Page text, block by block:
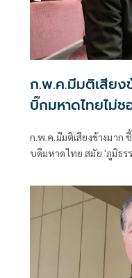
ก.พ.ค.มีมติเสียง
บิ๊กมหาดไทยไม่
ก.พ.ค.มีมติเสียงข้างมา
บดีมหาดไทย สมัย 'ภูมิธร
เหตุจำเป็น